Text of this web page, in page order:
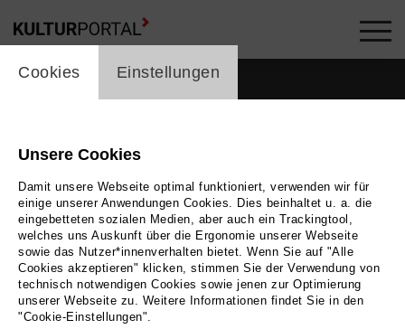
cookie_layer
Cookies Einstellungen
Unsere Cookies
Damit unsere Webseite optimal funktioniert, verwenden wir für
einige unserer Anwendungen Cookies. Dies beinhaltet u. a. die
eingebetteten sozialen Medien, aber auch ein Trackingtool,
welches uns Auskunft über die Ergonomie unserer Webseite
sowie das Nutzer*innenverhalten bietet. Wenn Sie auf "Alle
Cookies akzeptieren" klicken, stimmen Sie der Verwendung von
technisch notwendigen Cookies sowie jenen zur Optimierung
unserer Webseite zu. Weitere Informationen findet Sie in den
"Cookie-Einstellungen".